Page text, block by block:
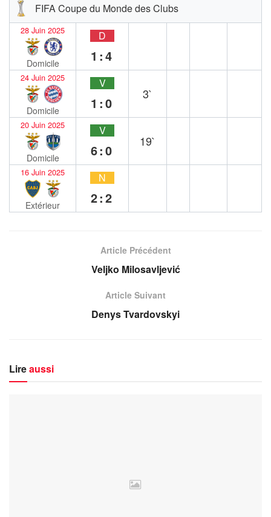
FIFA Coupe du Monde des Clubs
28 Juin 2025
Domicile
D
1:4
24 Juin 2025
Domicile
V
1:0
3`
20 Juin 2025
Domicile
V
6:0
19`
16 Juin 2025
Extérieur
N
2:2
Article Précédent
Veljko Milosavljević
Article Suivant
Denys Tvardovskyi
Lireaussi